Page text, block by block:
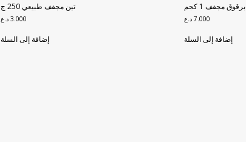
برقوق مجفف 1 كجم
7.000 د.ع
إضافة إلى السلة
تين مجفف طبيعي 250 ج
3.000 د.ع
إضافة إلى السلة